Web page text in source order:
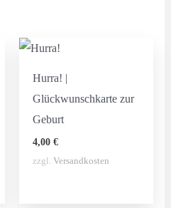
Hurra! |
Glückwunschkarte zur
Geburt
4,00€
zzgl.Versandkosten